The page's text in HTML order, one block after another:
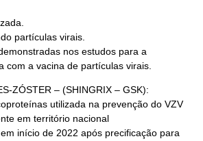
partículas virais.
nos estudos para a
com a vacina de partículas virais.
ZÓSTER – (SHINGRIX – GSK):
utilizada na prevenção do VZV
em território nacional
início de 2022 após precificação para